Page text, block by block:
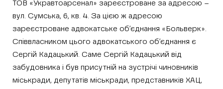
ТОВ «Укравтоарсенал» зареєстроване за адресою –
вул. Сумська, 6, кв. 4. За цією ж адресою
зареєстроване адвокатське об’єднання «Больверк».
Співвласником цього адвокатського об’єднання є
Сергій Кадацький. Саме Сергій Кадацький від
забудовника і був присутній на зустрічі чиновників
міськради, депутатів міськради, представників ХАЦ,